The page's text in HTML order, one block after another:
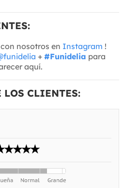
nosotros en Instagram !
+ #Funidelia para
aquí.
CLIENTES: